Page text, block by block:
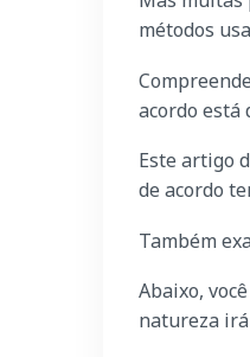
métodos
acordo está
Este artigo
de acordo
Também
Abaixo,
natureza irá